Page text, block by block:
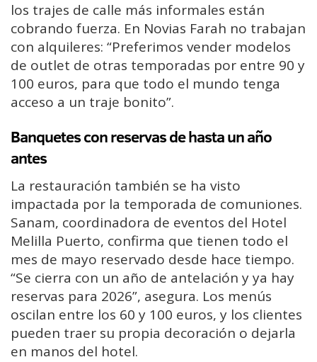
los trajes de calle más informales están
cobrando fuerza. En Novias Farah no trabajan
con alquileres: “Preferimos vender modelos
de outlet de otras temporadas por entre 90 y
100 euros, para que todo el mundo tenga
acceso a un traje bonito”.
Banquetes con reservas de hasta un año
antes
La restauración también se ha visto
impactada por la temporada de comuniones.
Sanam, coordinadora de eventos del Hotel
Melilla Puerto, confirma que tienen todo el
mes de mayo reservado desde hace tiempo.
“Se cierra con un año de antelación y ya hay
reservas para 2026”, asegura. Los menús
oscilan entre los 60 y 100 euros, y los clientes
pueden traer su propia decoración o dejarla
en manos del hotel.